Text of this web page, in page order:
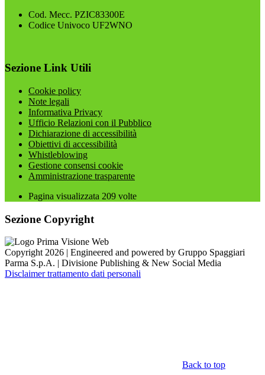
Cod. Mecc. PZIC83300E
Codice Univoco UF2WNO
Sezione Link Utili
Cookie policy
Note legali
Informativa Privacy
Ufficio Relazioni con il Pubblico
Dichiarazione di accessibilità
Obiettivi di accessibilità
Whistleblowing
Gestione consensi cookie
Amministrazione trasparente
Pagina visualizzata 209 volte
Sezione Copyright
Copyright 2026 | Engineered and powered by Gruppo Spaggiari
Parma S.p.A. | Divisione Publishing & New Social Media
Disclaimer trattamento dati personali
Back to top